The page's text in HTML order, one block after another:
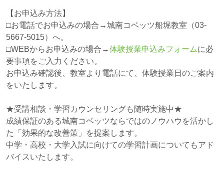
【お申込み方法】
□お電話でお申込みの場合→城南コベッツ船堀教室（03-
5667-5015）へ。
□WEBからお申込みの場合→体験授業申込みフォームに必
要事項をご入力ください。
お申込み確認後、教室より電話にて、体験授業日のご案内
をいたします。
★受講相談・学習カウンセリングも随時実施中★
成績保証のある城南コベッツならではのノウハウを活かし
た「効果的な改善策」を提案します。
中学・高校・大学入試に向けての学習計画についてもアド
バイスいたします。